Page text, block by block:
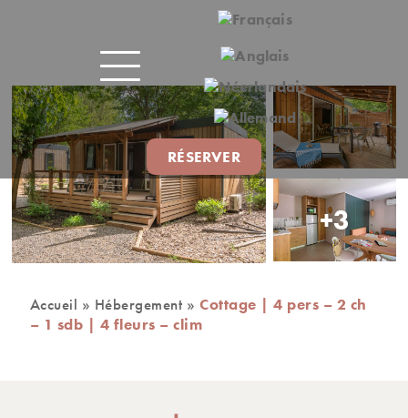
RÉSERVER
+3
Accueil » Hébergement »Cottage | 4 pers – 2 ch
– 1 sdb | 4 fleurs – clim